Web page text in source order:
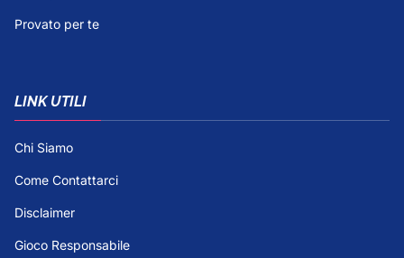
Provato per te
LINK UTILI
Chi Siamo
Come Contattarci
Disclaimer
Gioco Responsabile